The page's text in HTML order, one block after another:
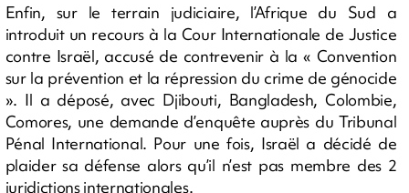
Enfin, sur le terrain judiciaire, l’Afrique du Sud a
introduit un recours à la Cour Internationale de Justice
contre Israël, accusé de contrevenir à la « Convention
sur la prévention et la répression du crime de génocide
». Il a déposé, avec Djibouti, Bangladesh, Colombie,
Comores, une demande d’enquête auprès du Tribunal
Pénal International. Pour une fois, Israël a décidé de
plaider sa défense alors qu’il n’est pas membre des 2
juridictions internationales.